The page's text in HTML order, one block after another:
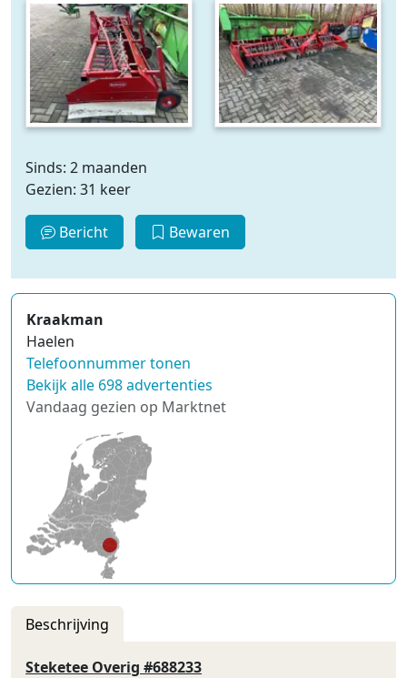
Sinds: 2 maanden
Gezien: 31 keer
Bericht Bewaren
Kraakman
Haelen
Telefoonnummer tonen
Bekijk alle 698 advertenties
Vandaag gezien op Marktnet
Beschrijving
Steketee Overig #688233